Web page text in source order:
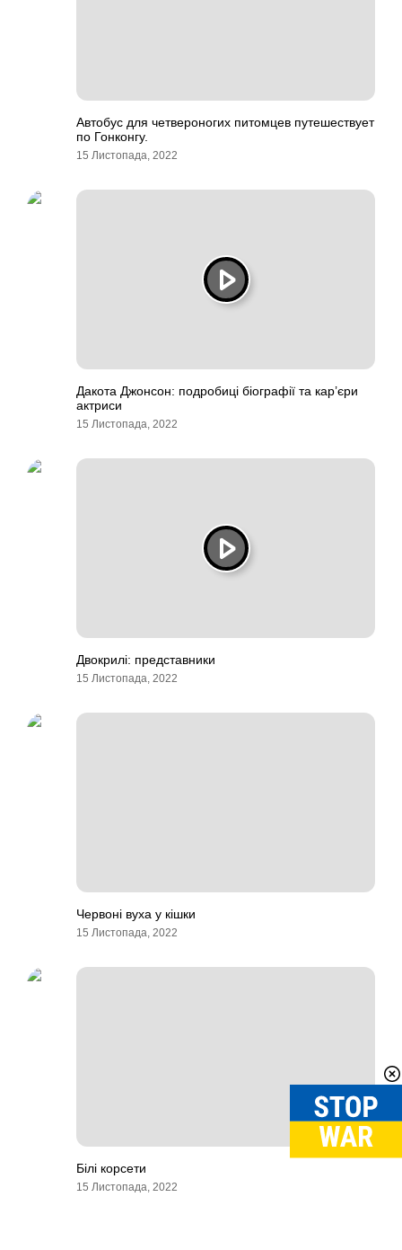
Автобус для четвероногих питомцев путешествует
по Гонконгу.
15 Листопада, 2022
Дакота Джонсон: подробиці біографії та кар’єри
актриси
15 Листопада, 2022
Двокрилі: представники
15 Листопада, 2022
Червоні вуха у кішки
15 Листопада, 2022
Білі корсети
15 Листопада, 2022